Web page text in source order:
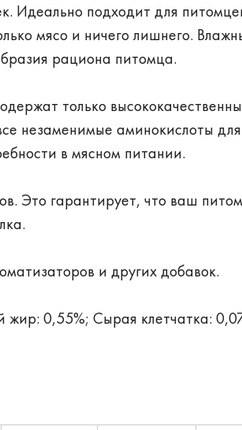
Идеально подходит для
мясо и ничего лишнего.
рациона питомца.
только
незаменимые аминокислоты
в мясном питании.
Это гарантирует, что ваш
и других добавок.
0,55%; Сырая клетчатка: